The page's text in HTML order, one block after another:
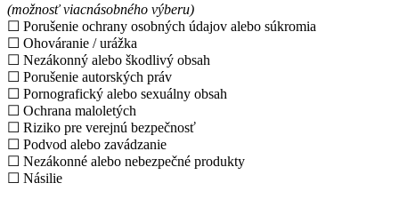
(možnosť viacnásobného výberu)
☐ Porušenie ochrany osobných údajov alebo súkromia
☐ Ohováranie / urážka
☐ Nezákonný alebo škodlivý obsah
☐ Porušenie autorských práv
☐ Pornografický alebo sexuálny obsah
☐ Ochrana maloletých
☐ Riziko pre verejnú bezpečnosť
☐ Podvod alebo zavádzanie
☐ Nezákonné alebo nebezpečné produkty
☐ Násilie